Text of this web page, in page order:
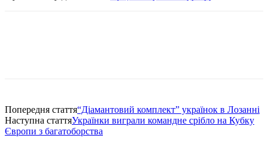
Попередня стаття“Діамантовий комплект” українок в Лозанні
Наступна статтяУкраїнки виграли командне срібло на Кубку
Європи з багатоборства